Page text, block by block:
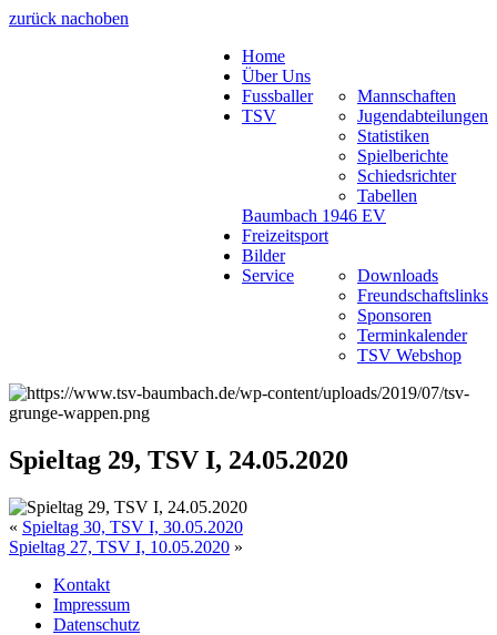
zurück nachoben
Home
Über Uns
Fussballer
Mannschaften
Jugendabteilungen
Statistiken
Spielberichte
Schiedsrichter
Tabellen
TSV
Baumbach 1946 EV
Freizeitsport
Bilder
Service
Downloads
Freundschaftslinks
Sponsoren
Terminkalender
TSV Webshop
Spieltag 29, TSV I, 24.05.2020
« Spieltag 30, TSV I, 30.05.2020
Spieltag 27, TSV I, 10.05.2020 »
Kontakt
Impressum
Datenschutz